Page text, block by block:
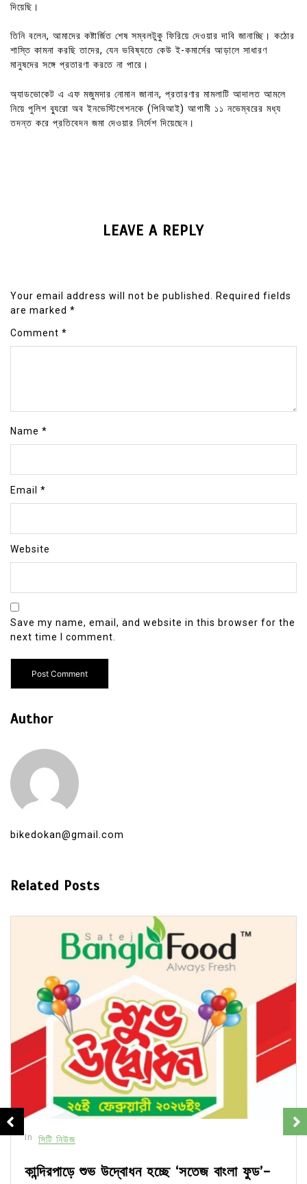
দিয়েছি।
তিনি বলেন, আমাদের কষ্টার্জিত শেষ সম্বলটুকু ফিরিয়ে দেওয়ার দাবি জানাচ্ছি। কঠোর
শাস্তি কামনা করছি তাদের, যেন ভবিষ্যতে কেউ ই-কমার্সের আড়ালে সাধারণ
মানুষদের সঙ্গে প্রতারণা করতে না পারে।
অ্যাডভোকেট এ এফ মজুমদার নোমান জানান, প্রতারণার মামলাটি আদালত আমলে
নিয়ে পুলিশ ব্যুরো অব ইনভেস্টিগেশনকে (পিবিআই) আগামী ১১ নভেম্বরের মধ্য
তদন্ত করে প্রতিবেদন জমা দেওয়ার নির্দেশ দিয়েছেন।
LEAVE A REPLY
Your email address will not be published.
Required fields
are marked *
Comment *
Name *
Email *
Website
Save my name, email, and website in this browser for the
next time I comment.
Author
bikedokan@gmail.com
Related Posts
In সিটি নিউজ
কান্দিরপাড়ে শুভ উদ্বোধন হচ্ছে ‘সতেজ বাংলা ফুড’-